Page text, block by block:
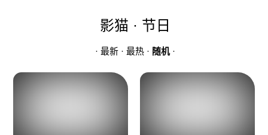
影猫 · 节日
· 最新 · 最热 · 随机 ·